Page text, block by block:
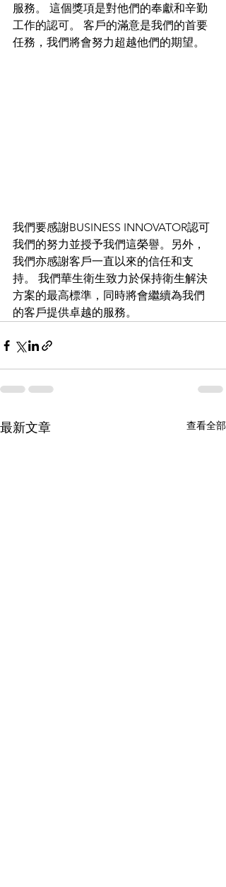
服務。 這個獎項是對他們的奉獻和辛勤
工作的認可。 客戶的滿意是我們的首要
任務，我們將會努力超越他們的期望。
我們要感謝BUSINESS INNOVATOR認可
我們的努力並授予我們這榮譽。另外，
我們亦感謝客戶一直以來的信任和支
持。 我們華生衛生致力於保持衛生解決
方案的最高標準，同時將會繼續為我們
的客戶提供卓越的服務。
最新文章 查看全部